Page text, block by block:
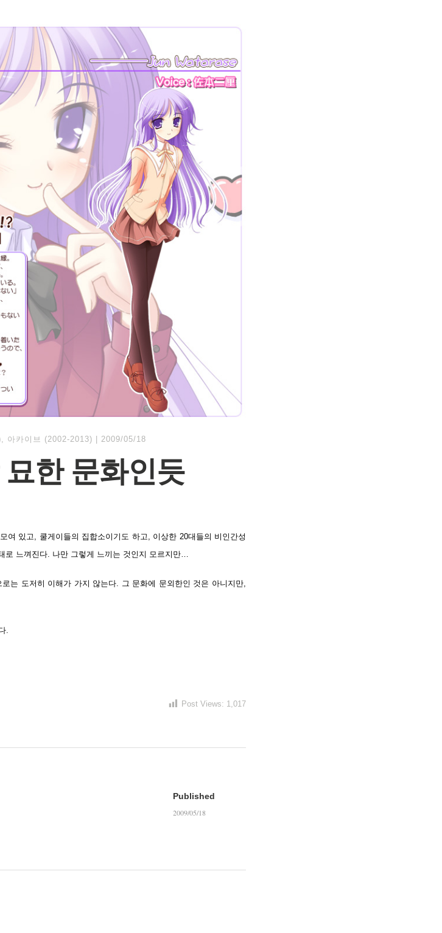
, 아카이브 (2002-2013) 2009/05/18
한 문화인듯
여 있고, 쿨게이들의 집합소이기도 하고, 이상한 20대들의 비인간성
로 느껴진다. 나만 그렇게 느끼는 것인지 모르지만…
로는 도저히 이해가 가지 않는다. 그 문화에 문외한인 것은 아니지만,
.
Post Views: 1,017
Published
2009/05/18